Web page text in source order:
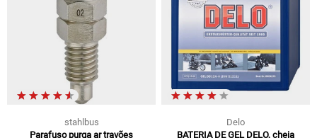
stahlbus
Parafuso purga ar travões
Delo
BATERIA DE GEL DELO, cheia